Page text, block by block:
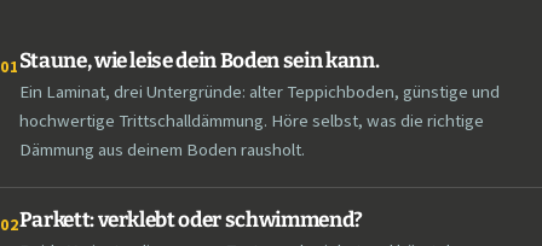
01Staune, wie leise dein Boden sein kann.
Ein Laminat, drei Untergründe: alter Teppichboden, günstige und
hochwertige Trittschalldämmung. Höre selbst, was die richtige
Dämmung aus deinem Boden rausholt.
02Parkett: verklebt oder schwimmend?